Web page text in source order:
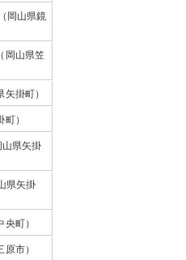
岡山県鏡
岡山県笠
掛町）
）
県矢掛
県矢掛
町）
市）